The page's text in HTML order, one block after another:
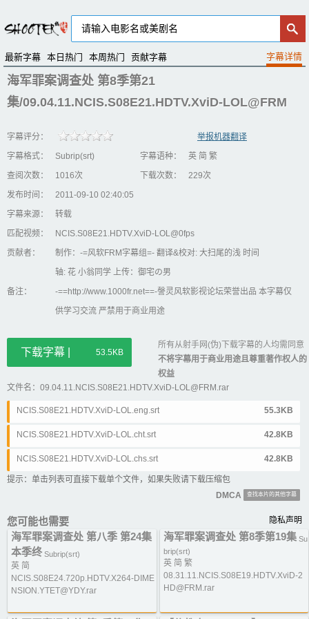
最新字幕 本日热门 本周热门 贡献字幕
海军罪案调查处 第8季第21
集/09.04.11.NCIS.S08E21.HDTV.XviD-LOL@FRM
字幕评分：
举报机器翻译
字幕格式：
Subrip(srt) 字幕语种：
英 简 繁
查阅次数：
1016次 下载次数：
229次
发布时间：
2011-09-10 02:40:05
字幕来源：
转载
匹配视频：
NCIS.S08E21.HDTV.XviD-LOL@0fps
贡献者：
制作：-=风软FRM字幕组=- 翻译&校对: 大扫尾的浅 时间
轴: 花 小翁同学 上传：御宅の男
备注：
-==http://www.1000fr.net==-謦灵风软影视论坛荣誉出品 本字幕仅
供学习交流 严禁用于商业用途
下载字幕 | 53.5KB
所有从射手网(伪)下载字幕的人均需同意
不将字幕用于商业用途且尊重著作权人的
权益
文件名：09.04.11.NCIS.S08E21.HDTV.XviD-LOL@FRM.rar
NCIS.S08E21.HDTV.XviD-LOL.eng.srt 55.3KB
NCIS.S08E21.HDTV.XviD-LOL.cht.srt 42.8KB
NCIS.S08E21.HDTV.XviD-LOL.chs.srt 42.8KB
提示：单击列表可直接下载单个文件，如果失败请下载压缩包
DMCA
查找本片的其他字幕
您可能也需要 隐私声明
海军罪案调查处 第八季 第24集
本季终 Subrip(srt)
英 简
NCIS.S08E24.720p.HDTV.X264-DIME
NSION.YTET@YDY.rar
海军罪案调查处 第8季第19集 Su
brip(srt)
英 简 繁
08.31.11.NCIS.S08E19.HDTV.XviD-2
HD@FRM.rar